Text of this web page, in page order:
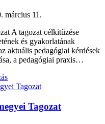
március 11.
A tagozat célkitűzése
és gyakorlatának
aktuális pedagógiai kérdések
a pedagógiai praxis…
Tagozat
Tagozat